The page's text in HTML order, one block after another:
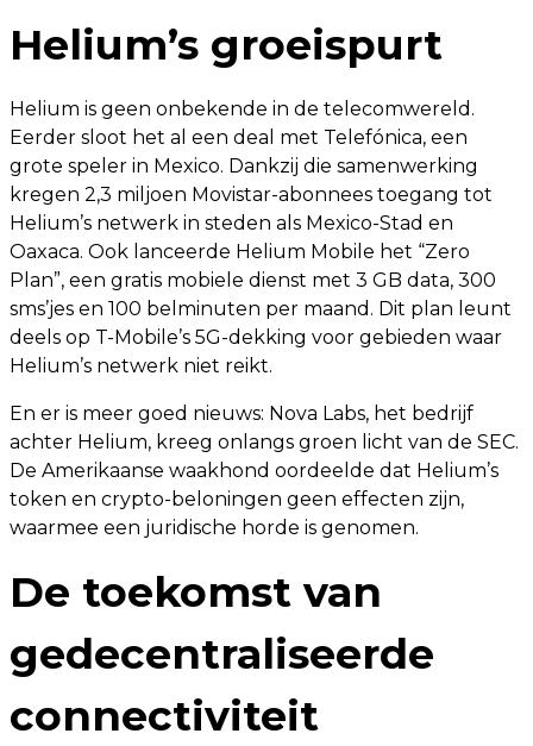
Helium’s groeispurt
Helium is geen onbekende in de telecomwereld.
Eerder sloot het al een deal met Telefónica, een
grote speler in Mexico. Dankzij die samenwerking
kregen 2,3 miljoen Movistar-abonnees toegang tot
Helium’s netwerk in steden als Mexico-Stad en
Oaxaca. Ook lanceerde Helium Mobile het “Zero
Plan”, een gratis mobiele dienst met 3 GB data, 300
sms’jes en 100 belminuten per maand. Dit plan leunt
deels op T-Mobile’s 5G-dekking voor gebieden waar
Helium’s netwerk niet reikt.
En er is meer goed nieuws: Nova Labs, het bedrijf
achter Helium, kreeg onlangs groen licht van de SEC.
De Amerikaanse waakhond oordeelde dat Helium’s
token en crypto-beloningen geen effecten zijn,
waarmee een juridische horde is genomen.
De toekomst van
gedecentraliseerde
connectiviteit